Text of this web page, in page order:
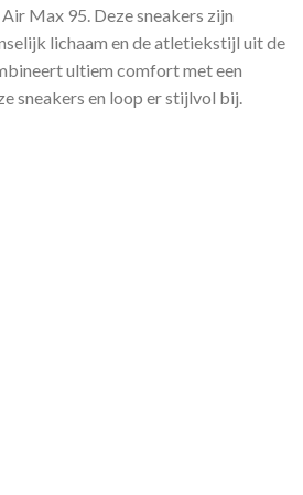
Max 95. Deze sneakers zijn
lichaam en de atletiekstijl uit de
ultiem comfort met een
sneakers en loop er stijlvol bij.